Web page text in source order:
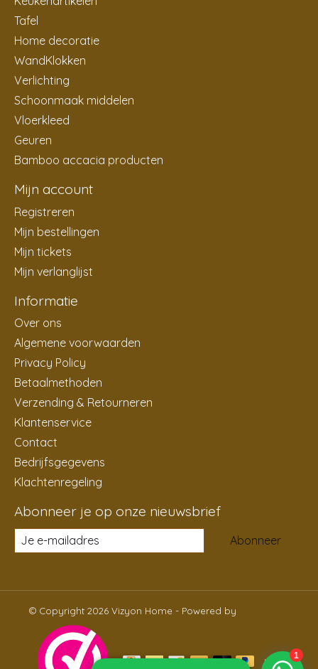
Tafel
Home decoratie
WandKlokken
Verlichting
Schoonmaak middelen
Vloerkleed
Geuren
Bamboo accacia producten
Mijn account
Registreren
Mijn bestellingen
Mijn tickets
Mijn verlanglijst
Informatie
Over ons
Algemene voorwaarden
Privacy Policy
Betaalmethoden
Verzending & Retourneren
Klantenservice
Contact
Bedrijfsgegevens
Klachtenregeling
Abonneer je op onze nieuwsbrief
Abonneer
© Copyright 2026 Vizyon Home - Powered by
NL